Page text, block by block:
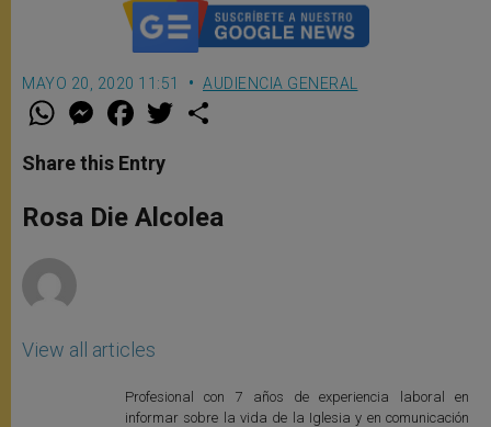
MAYO 20, 2020 11:51 AUDIENCIA GENERAL
W
t
s
p
p
M
e
s
e
g
e
F
a
e
b
o
k
w
r
Share this Entry
Rosa Die Alcolea
View all articles
Profesional con 7 años de experiencia laboral en
informar sobre la vida de la Iglesia y en comunicación